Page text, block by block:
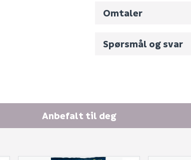
Omtaler
Spørsmål og svar
Anbefalt til deg